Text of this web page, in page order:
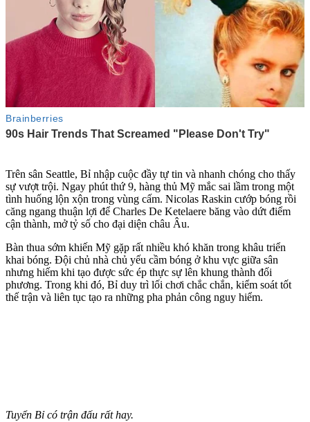
Trên sân Seattle, Bỉ nhập cuộc đầy tự tin và nhanh chóng cho thấy
sự vượt trội. Ngay phút thứ 9, hàng thủ Mỹ mắc sai lầm trong một
tình huống lộn xộn trong vùng cấm. Nicolas Raskin cướp bóng rồi
căng ngang thuận lợi để Charles De Ketelaere băng vào dứt điểm
cận thành, mở tỷ số cho đại diện châu Âu.
Bàn thua sớm khiến Mỹ gặp rất nhiều khó khăn trong khâu triển
khai bóng. Đội chủ nhà chủ yếu cầm bóng ở khu vực giữa sân
nhưng hiếm khi tạo được sức ép thực sự lên khung thành đối
phương. Trong khi đó, Bỉ duy trì lối chơi chắc chắn, kiểm soát tốt
thế trận và liên tục tạo ra những pha phản công nguy hiểm.
Tuyển Bỉ có trận đấu rất hay.